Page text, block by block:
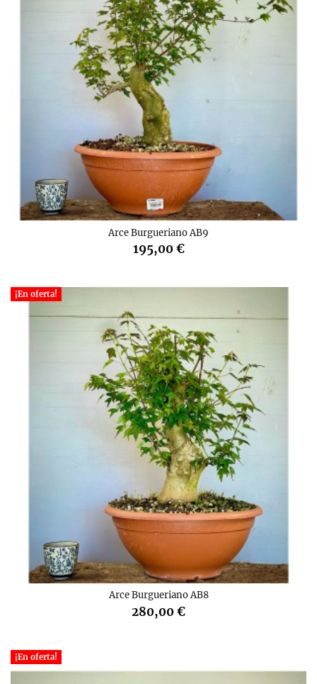
Arce Burgueriano AB9
195,00 €
¡En oferta!
Arce Burgueriano AB8
280,00 €
¡En oferta!